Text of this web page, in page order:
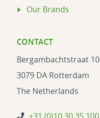
Our Brands
CONTACT
Bergambachtstraat 10
3079 DA Rotterdam
The Netherlands